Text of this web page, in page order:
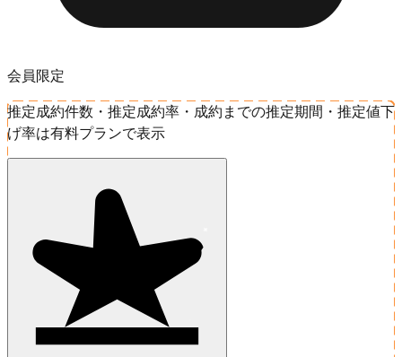
会員限定
推定成約件数・推定成約率・成約までの推定期間・推定値下
げ率は有料プランで表示